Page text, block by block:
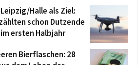
Halle als Ziel:
schon Dutzende
ersten Halbjahr
Bierflaschen: 28